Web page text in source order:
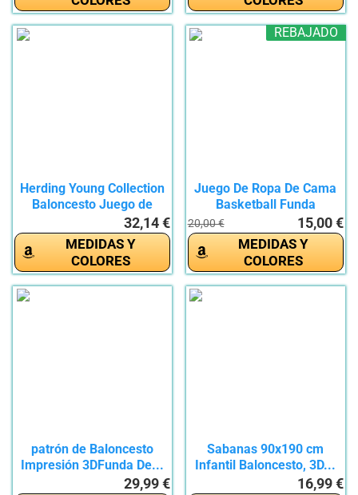
Herding Young Collection
Baloncesto Juego de
32,14 €
MEDIDAS Y
COLORES
REBAJADO
Juego De Ropa De Cama
Basketball Funda
20,00 € 15,00 €
MEDIDAS Y
COLORES
patrón de Baloncesto
Impresión 3DFunda De...
29,99 €
Sabanas 90x190 cm
Infantil Baloncesto, 3D...
16,99 €